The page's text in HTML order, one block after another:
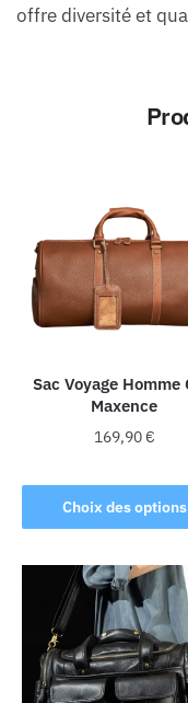
offre diversité et
Sac Voyage Homme
Maxence
169,90€
Choix des options
produit
a
Les
options
peuvent
être